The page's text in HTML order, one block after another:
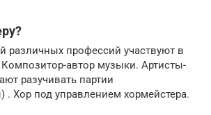
различных профессий участвуют в
автор музыки. Артисты-
разучивать партии
. Хор под управлением хормейстера.